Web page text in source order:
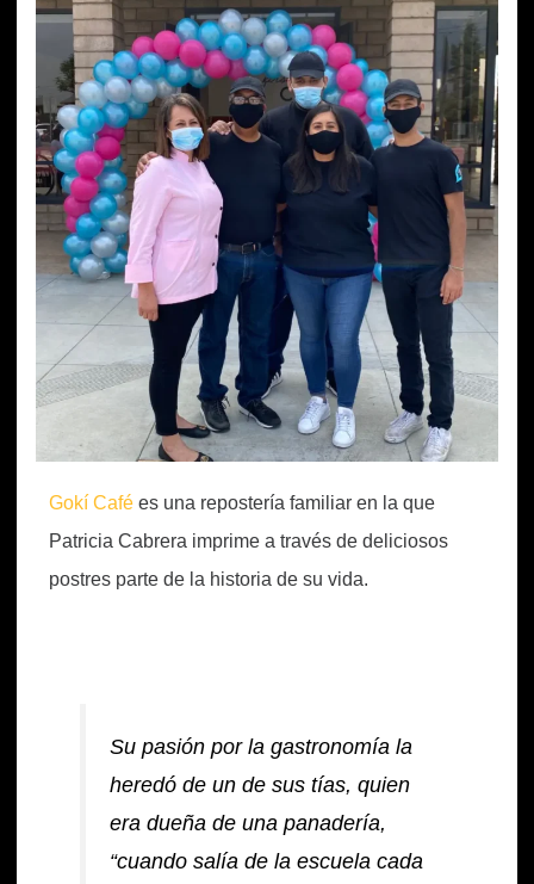
Gokí Café es una repostería familiar en la que
Patricia Cabrera imprime a través de deliciosos
postres parte de la historia de su vida.
Su pasión por la gastronomía la
heredó de un de sus tías, quien
era dueña de una panadería,
“cuando salía de la escuela cada